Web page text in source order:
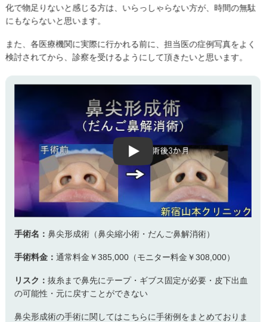
化で物足りないと感じる方は、いらっしゃらない方が、時間の無駄
にもならないと思います。
また、各医療機関に実際に行かれる前に、担当医の症例写真をよく
検討されてから、診察を受けるようにして頂きたいと思います。
Play
手術名：鼻尖形成術（鼻尖縮小術・だんご鼻解消術）
手術料金：通常料金￥385,000（モニター料金￥308,000）
リスク： 抜糸まで鼻先にテープ・ギブス固定が必要・皮下出血
の可能性・元に戻すことができない
鼻尖形成術の手術に関してはこちらに手術例をまとめておりま